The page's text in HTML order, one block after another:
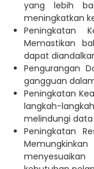
yang lebih
meningkatkan
Peningkatan
Memastikan
dapat
Pengurangan
gangguan
Peningkatan
langkah-
melindungi
Peningkatan